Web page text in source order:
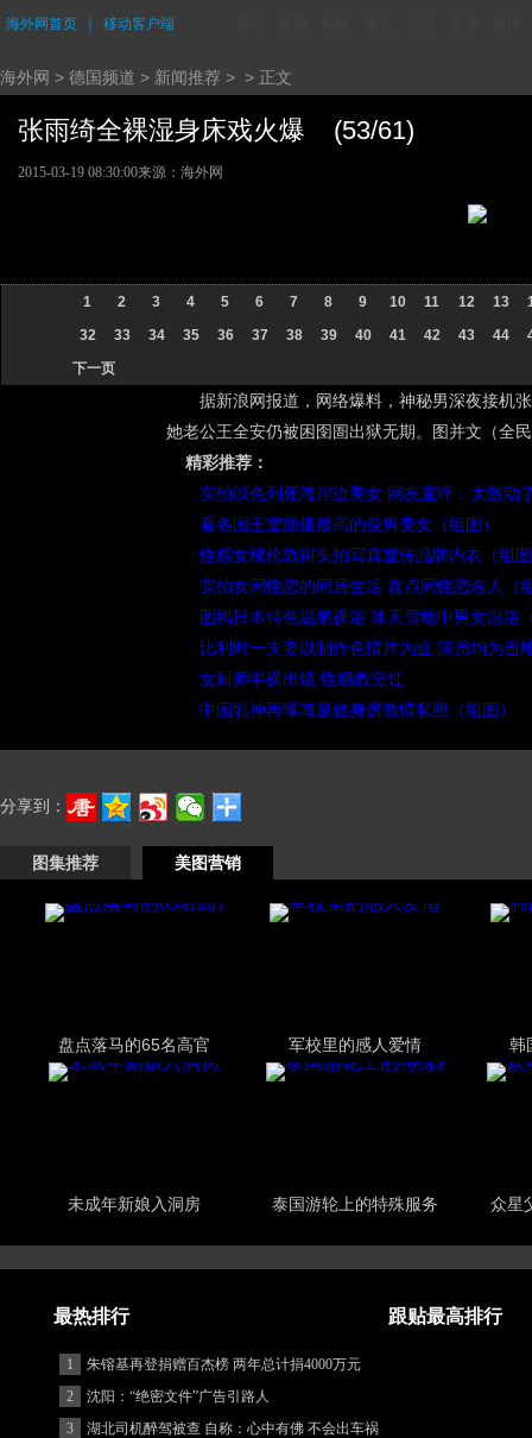
海外网首页 移动客户端
海外网 > 德国频道 > 新闻推荐 > > 正文
张雨绮全裸湿身床戏火爆 (53/61)
2015-03-19 08:30:00来源：海外网
1 2 3 4 5 6 7 8 9 10 11 12 13
32
33 34 35 36 37 38 39 40 41 42 43 44
下一页
据新浪网报道，网络爆料，神秘男深夜接机
她老公王全安仍被困囹圄出狱无期。图并文（全
精彩推荐：
实拍以色列死海岸边美女 网友直呼：太激动
看各国王室颜值最高的俊男美女（组图）
性感女模伦敦街头拍写真宣传品牌内衣（组
实拍女同性恋的同居生活 盘点同性恋名人（
图揭日本特色温泉裸浴 冰天雪地中男女混浴
比利时一夫妻以制作色情片为业 演员均为
女厨师半裸出镜 性感教烹饪
中国乳神再曝海量健身房激情私照（组图）
分享到：
图集推荐 美图营销
盘点落马的65名高官 军校里的感人爱情 韩
未成年新娘入洞房 泰国游轮上的特殊服务 众星
最热排行 跟贴最高排行
1
朱镕基再登捐赠百杰榜 两年总计捐4000万元
2
沈阳：“绝密文件”广告引路人
3
湖北司机醉驾被查 自称：心中有佛 不会出车祸